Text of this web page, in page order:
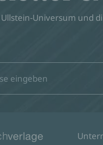
Ullstein-Universum und